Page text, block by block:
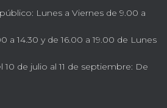
Lunes a Viernes de 9.00 a
a 14.30 y de 16.00 a 19.00 de Lunes
de julio al 11 de septiembre: De